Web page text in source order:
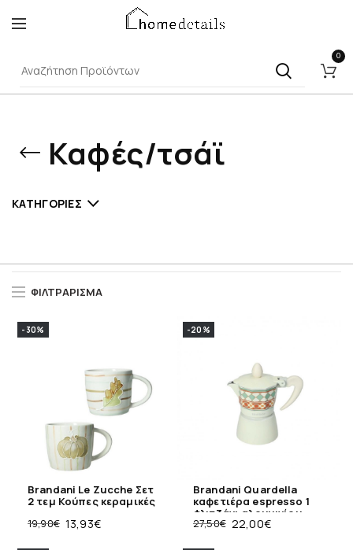
0
Καφές/τσάϊ
ΚΑΤΗΓΟΡΊΕΣ
ΦΙΛΤΡΆΡΙΣΜΑ
-30%
Brandani Le Zucche Σετ
2 τεμ Κούπες κεραμικές
19,90€ 13,93€
-20%
Brandani Quardella
καφετιέρα espresso 1
φλιτζάνι αλουμινίου
27,50€ 22,00€